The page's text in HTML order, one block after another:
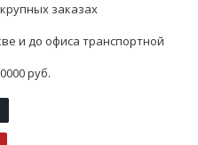
заказах
и до офиса транспортной
руб.